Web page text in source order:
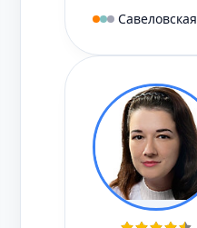
Савеловская